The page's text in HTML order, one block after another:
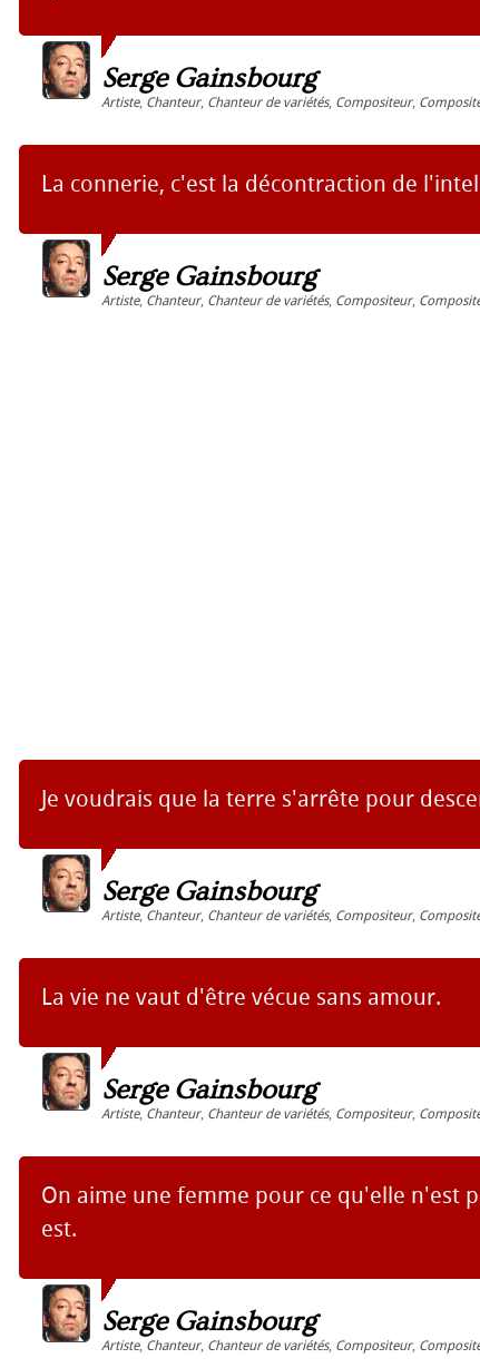
Serge Gainsbourg
Artiste, Chanteur, Chanteur de variétés, Compositeur,
La connerie, c'est la décontraction de
Serge Gainsbourg
Artiste, Chanteur, Chanteur de variétés, Compositeur,
Je voudrais que la terre s'arrête pour
Serge Gainsbourg
Artiste, Chanteur, Chanteur de variétés, Compositeur,
La vie ne vaut d'être vécue sans amour.
Serge Gainsbourg
Artiste, Chanteur, Chanteur de variétés, Compositeur,
On aime une femme pour ce qu'elle n'est
est.
Serge Gainsbourg
Artiste, Chanteur, Chanteur de variétés, Compositeur,